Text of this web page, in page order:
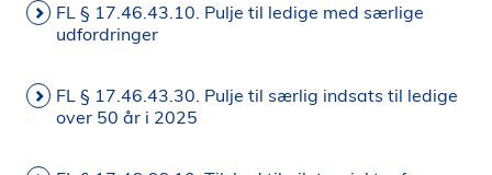
FL § 17.46.43.10. Pulje til ledige med særlige
udfordringer
FL § 17.46.43.30. Pulje til særlig indsats til ledige
over 50 år i 2025